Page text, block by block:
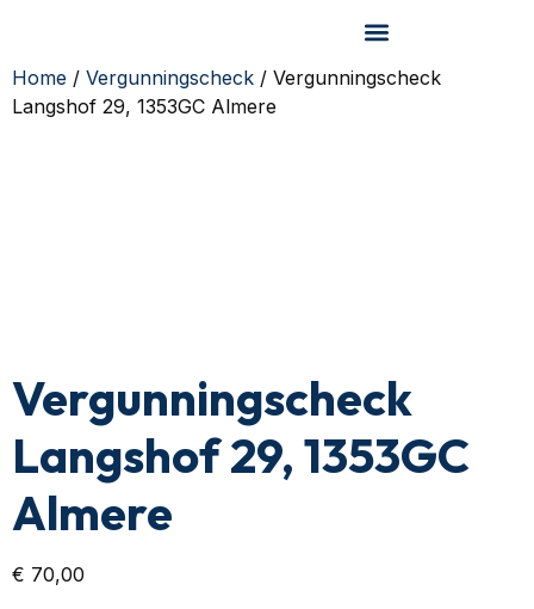
Home / Vergunningscheck / Vergunningscheck
Langshof 29, 1353GC Almere
Vergunningscheck
Langshof 29, 1353GC
Almere
€ 70,00